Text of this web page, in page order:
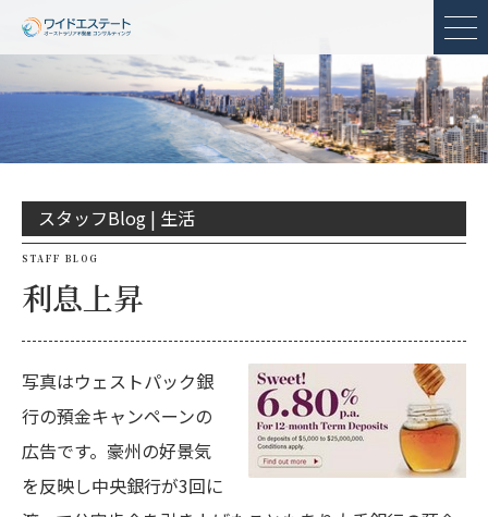
メ
スタッフBlog | 生活
STAFF BLOG
利息上昇
写真はウェストパック銀
行の預金キャンペーンの
広告です。豪州の好景気
を反映し中央銀行が3回に